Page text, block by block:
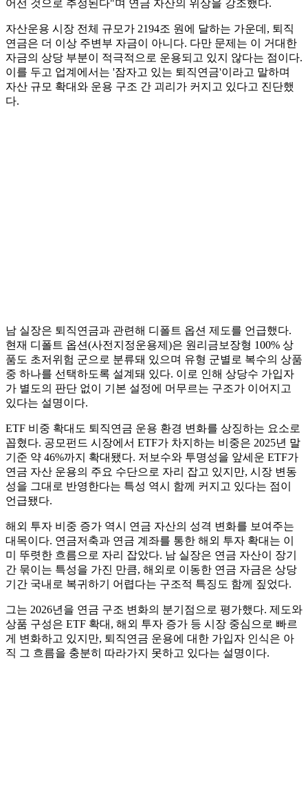
어선 것으로 추정된다"며 연금 자산의 위상을 강조했다.
자산운용 시장 전체 규모가 2194조 원에 달하는 가운데, 퇴직
연금은 더 이상 주변부 자금이 아니다. 다만 문제는 이 거대한
자금의 상당 부분이 적극적으로 운용되고 있지 않다는 점이다.
이를 두고 업계에서는 '잠자고 있는 퇴직연금'이라고 말하며
자산 규모 확대와 운용 구조 간 괴리가 커지고 있다고 진단했
다.
남 실장은 퇴직연금과 관련해 디폴트 옵션 제도를 언급했다.
현재 디폴트 옵션(사전지정운용제)은 원리금보장형 100% 상
품도 초저위험 군으로 분류돼 있으며 유형 군별로 복수의 상품
중 하나를 선택하도록 설계돼 있다. 이로 인해 상당수 가입자
가 별도의 판단 없이 기본 설정에 머무르는 구조가 이어지고
있다는 설명이다.
ETF 비중 확대도 퇴직연금 운용 환경 변화를 상징하는 요소로
꼽혔다. 공모펀드 시장에서 ETF가 차지하는 비중은 2025년 말
기준 약 46%까지 확대됐다. 저보수와 투명성을 앞세운 ETF가
연금 자산 운용의 주요 수단으로 자리 잡고 있지만, 시장 변동
성을 그대로 반영한다는 특성 역시 함께 커지고 있다는 점이
언급됐다.
해외 투자 비중 증가 역시 연금 자산의 성격 변화를 보여주는
대목이다. 연금저축과 연금 계좌를 통한 해외 투자 확대는 이
미 뚜렷한 흐름으로 자리 잡았다. 남 실장은 연금 자산이 장기
간 묶이는 특성을 가진 만큼, 해외로 이동한 연금 자금은 상당
기간 국내로 복귀하기 어렵다는 구조적 특징도 함께 짚었다.
그는 2026년을 연금 구조 변화의 분기점으로 평가했다. 제도와
상품 구성은 ETF 확대, 해외 투자 증가 등 시장 중심으로 빠르
게 변화하고 있지만, 퇴직연금 운용에 대한 가입자 인식은 아
직 그 흐름을 충분히 따라가지 못하고 있다는 설명이다.